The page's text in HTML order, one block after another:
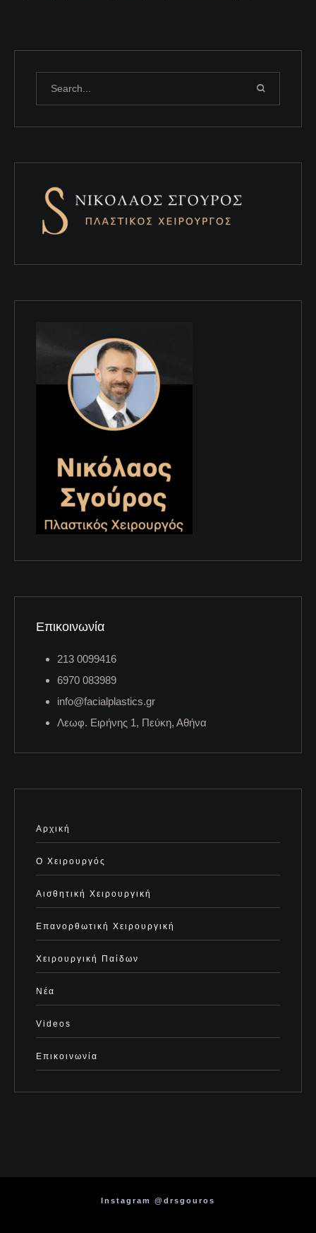
Επικοινωνία
213 0099416
6970 083989
info@facialplastics.gr
Λεωφ. Ειρήνης 1, Πεύκη, Αθήνα
Αρχική
Ο Χειρουργός
Αισθητική Χειρουργική
Επανορθωτική Χειρουργική
Χειρουργική Παίδων
Νέα
Videos
Επικοινωνία
Instagram @drsgouros